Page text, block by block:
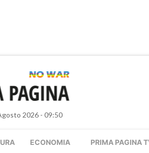
2026 - 09:50
ECONOMIA PRIMA PAGINA